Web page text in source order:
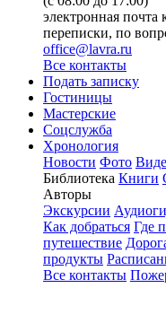
электронная
переписки, по
office@lavra.ru
Все контакты
Подать записку
Гостиницы
Мастерские
Соцслужба
Хронология
Новости Фото
Библиотека Книги
Авторы
Экскурсии
Как добраться Где
путешествие
продукты
Все контакты